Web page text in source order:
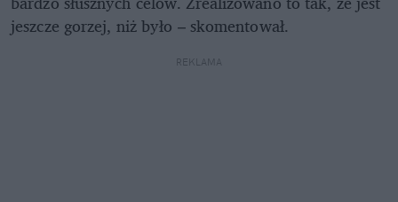
jeszcze gorzej, niż było – skomentował.
REKLAMA